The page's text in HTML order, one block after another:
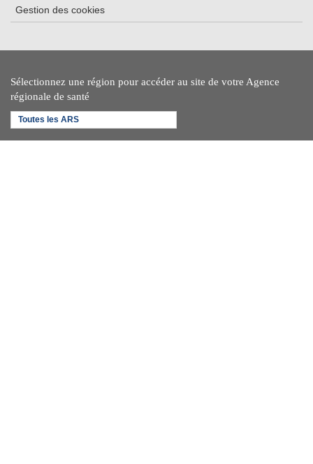
Gestion des cookies
Sélectionnez une région pour accéder au site de votre Agence
régionale de santé
Toutes les ARS